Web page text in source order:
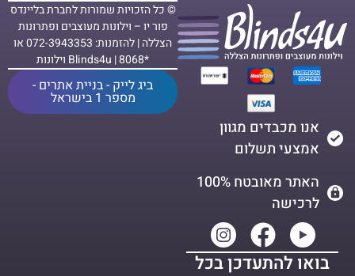
אנו מכבדים מגוון
אמצעי תשלום
האתר מאובטח 100%
לרכישה
בואו להתעדכן בכל
© כל הזכויות שמורות לחברת בליינדס
פור יו – וילונות מעוצבים ופתרונות
הצללה | להזמנות: 072-3943353 או
*8068 | Blinds4u וילונות
ביג לייק - בניית אתרים -
מספר 1 בישראל